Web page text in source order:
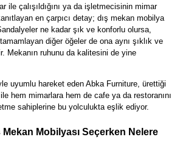
ile çalışıldığını ya da işletmecisinin mimar
en çarpıcı detay; dış mekan mobilya
ne kadar şık ve konforlu olursa,
diğer öğeler de ona aynı şıklık ve
Mekanın ruhunu da kalitesini de yine
uyumlu hareket eden Abka Furniture, ürettiği
ile hem mimarlara hem de cafe ya da restoranını
sahiplerine bu yolculukta eşlik ediyor.
Mekan Mobilyası Seçerken Nelere